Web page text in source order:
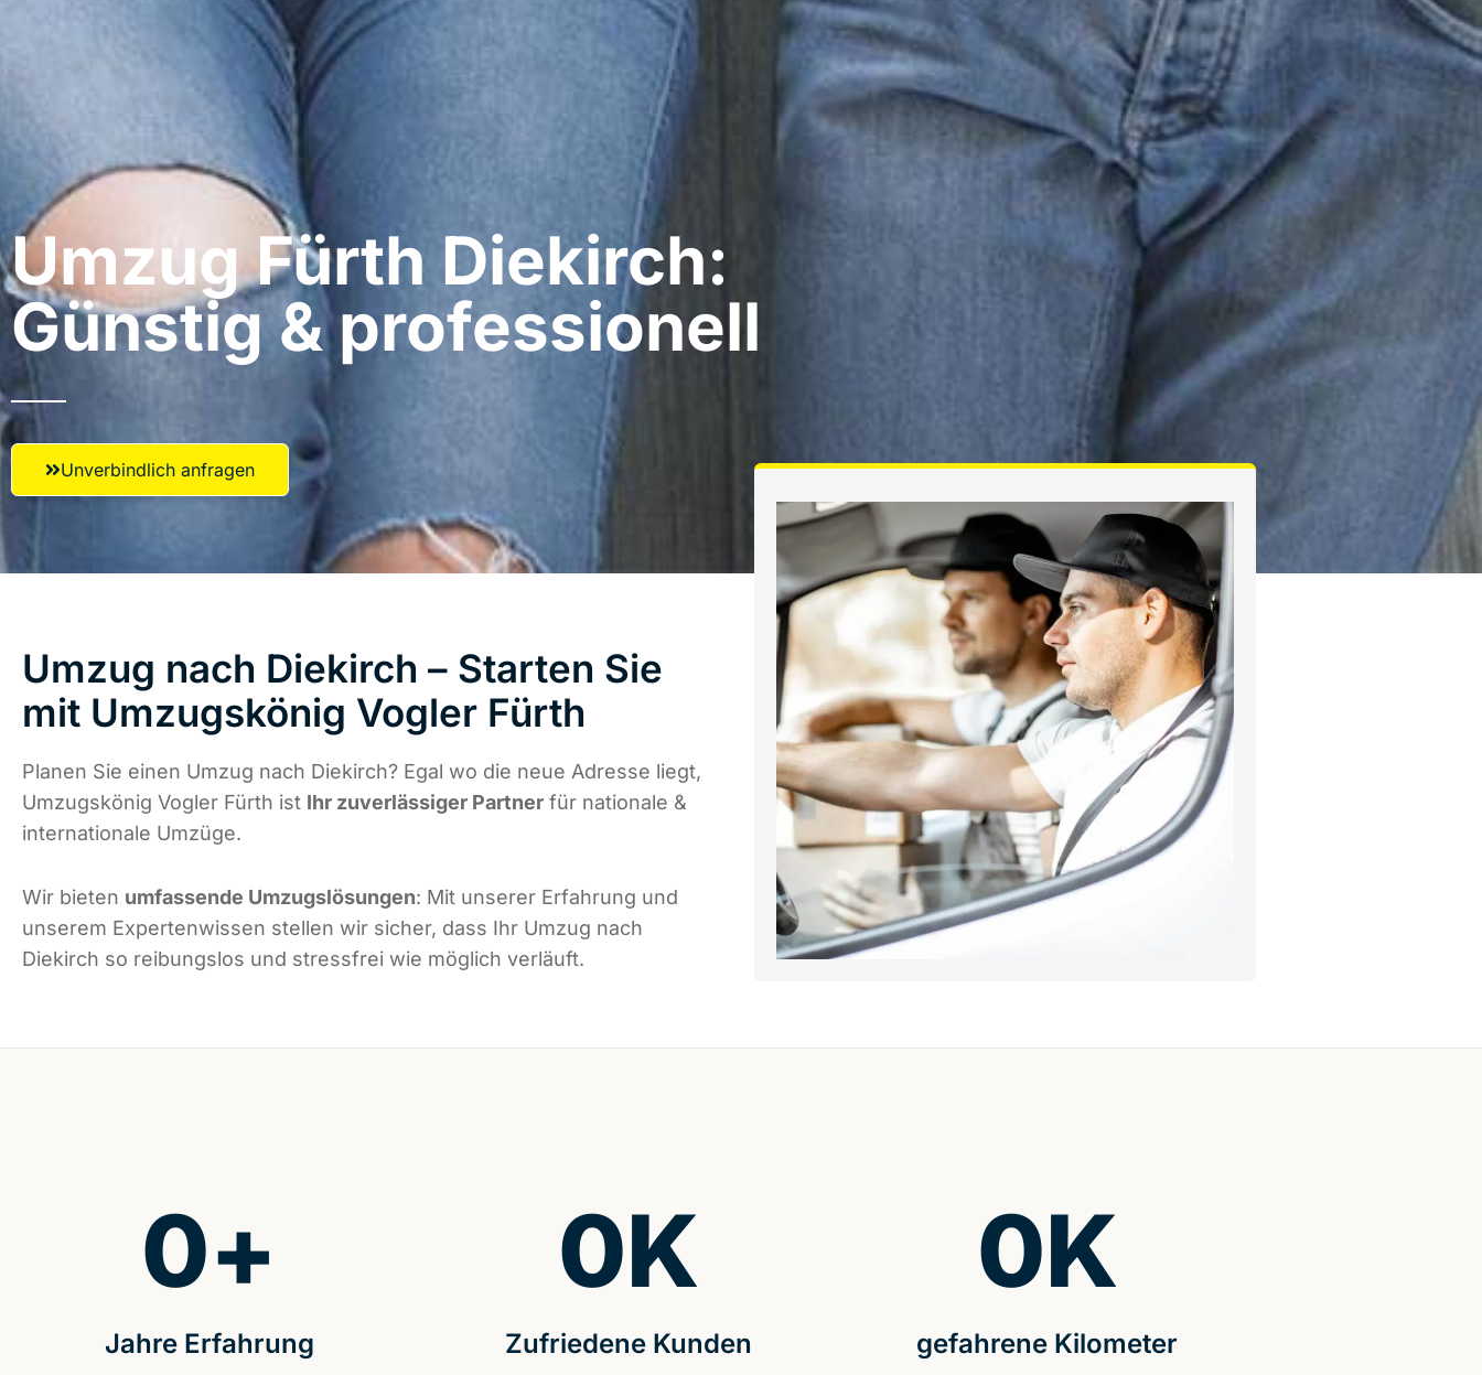
Umzug Fürth​ Diekirch:
Günstig & professionell​
Unverbindlich anfragen
Umzug nach Diekirch – Starten Sie
mit Umzugskönig Vogler Fürth
Planen Sie einen Umzug nach Diekirch? Egal wo die neue Adresse liegt,
Umzugskönig Vogler Fürth ist Ihr zuverlässiger Partner für nationale &
internationale Umzüge.
Wir bieten umfassende Umzugslösungen: Mit unserer Erfahrung und
unserem Expertenwissen stellen wir sicher, dass Ihr Umzug nach
Diekirch so reibungslos und stressfrei wie möglich verläuft.
Jahre Erfahrung
0+
Zufriedene Kunden
0K
gefahrene Kilometer
0K